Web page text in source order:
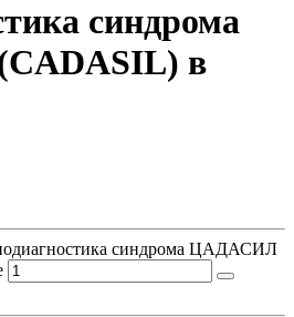
синдрома
в
синдрома ЦАДАСИЛ